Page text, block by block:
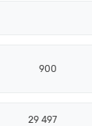
900
29 497